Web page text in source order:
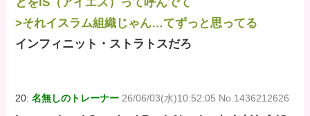
>それイスラム組織じゃん…てずっと思ってる
インフィニット・ストラトスだろ
20:名無しのトレーナー 26/06/03(水)10:52:05 No.1436212626